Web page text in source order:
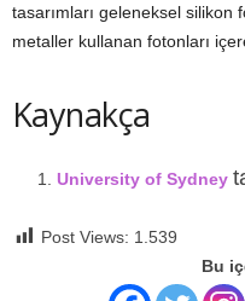
tasarımları geleneksel
metaller kullanan fotonları
Kaynakça
University of Sydney
Post Views: 1.539
Bu